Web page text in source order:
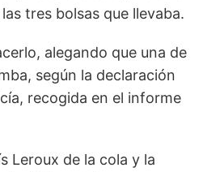
tres bolsas que llevaba.
alegando que una de
según la declaración
recogida en el informe
Leroux de la cola y la